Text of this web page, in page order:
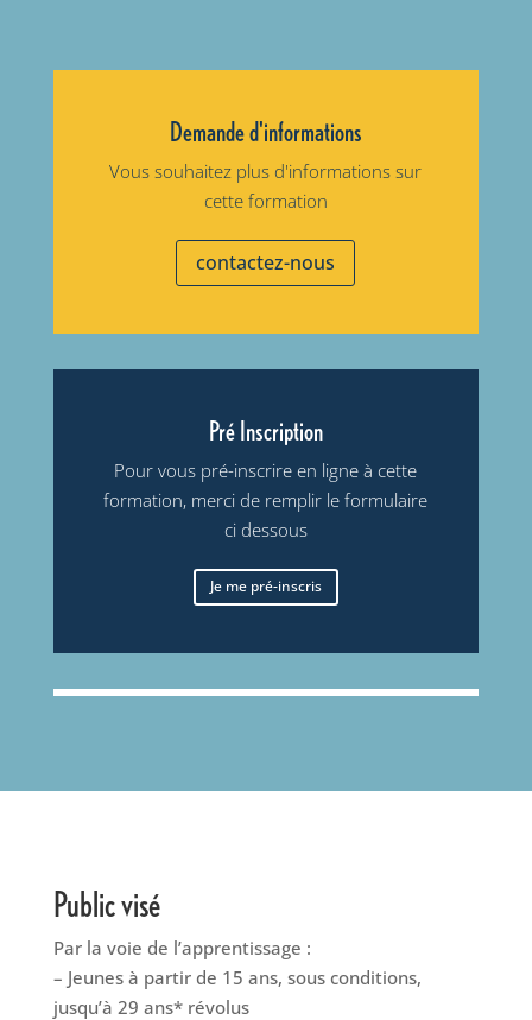
Demande d'informations
Vous souhaitez plus d'informations sur
cette formation
contactez-nous
Pré Inscription
Pour vous pré-inscrire en ligne à cette
formation, merci de remplir le formulaire
ci dessous
Je me pré-inscris
Public visé
Par la voie de l’apprentissage :
– Jeunes à partir de 15 ans, sous conditions,
jusqu’à 29 ans* révolus